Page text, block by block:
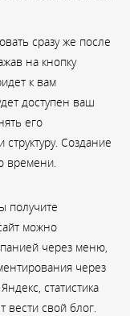
сразу же после
на кнопку
к вам
доступен ваш
его
Создание
времени.
получите
можно
через меню,
через
статистика
вести свой блог.